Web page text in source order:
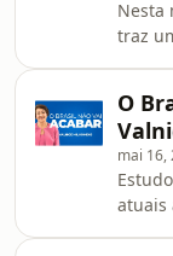
Nesta
traz
Se
curta
O
mai 16,
atuais